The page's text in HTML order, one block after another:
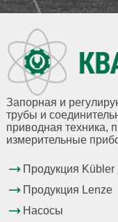
Запорная и
трубы и
приводная техника,
измерительные
Продукция Kübler
Продукция Lenze
Насосы